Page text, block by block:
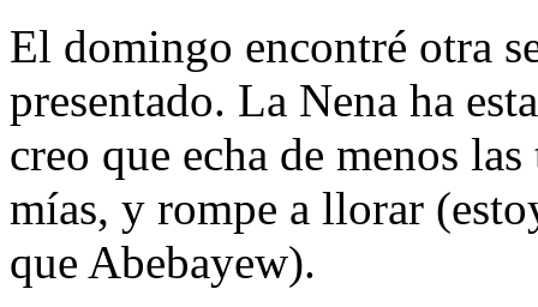
El domingo encontré otra
presentado. La Nena ha
creo que echa de menos
mías, y rompe a llorar
que Abebayew).